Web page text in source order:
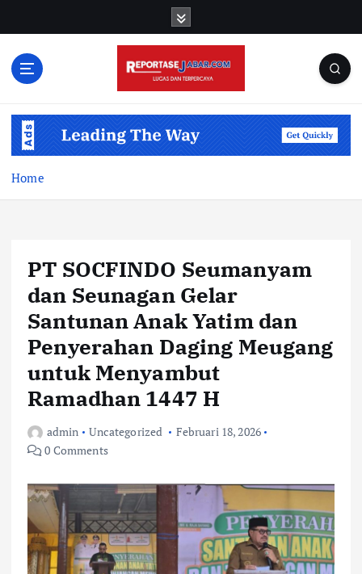
Home
PT SOCFINDO Seumanyam
dan Seunagan Gelar
Santunan Anak Yatim dan
Penyerahan Daging Meugang
untuk Menyambut
Ramadhan 1447 H
admin Uncategorized
Februari 18, 2026
0 Comments